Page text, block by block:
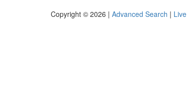
Copyright © 2026 | Advanced Search | Live